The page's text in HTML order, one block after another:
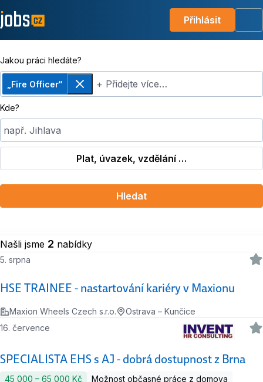
Přihlásit
Jakou práci hledáte?
„Fire Officer“
Odebrat+ Přidejte více…
Kde?
např. Jihlava
Plat, úvazek, vzdělání …
Hledat
Našli jsme 2 nabídky
HSE TRAINEE - nastartování kariéry v Maxionu
5. srpna
Maxion Wheels Czech s.r.o. Ostrava – Kunčice
SPECIALISTA EHS s AJ - dobrá dostupnost z Brna
16. července
45 000 ‍–‍ 65 000 Kč
Možnost občasné práce z domova